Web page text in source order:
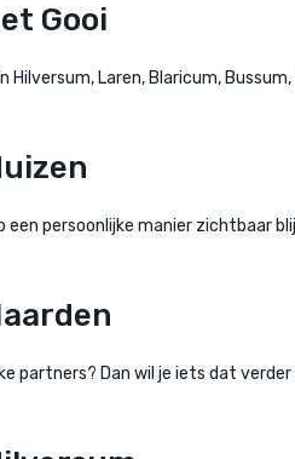
Gooi
Laren, Blaricum,
een persoonlijke manier
partners? Dan wil je iets dat